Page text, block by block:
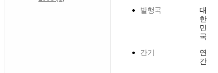
발행국
대
한
민
국
간기
연
간